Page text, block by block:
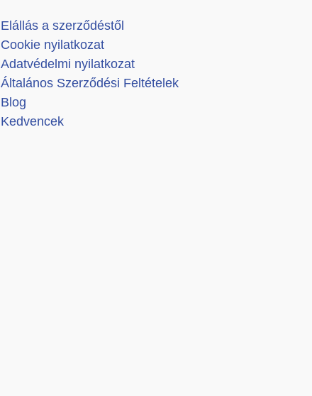
Elállás a szerződéstől
Cookie nyilatkozat
Adatvédelmi nyilatkozat
Általános Szerződési Feltételek
Blog
Kedvencek